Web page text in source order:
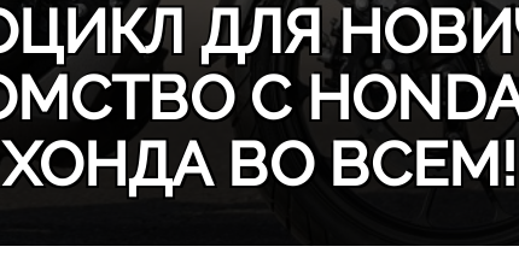
ДЛЯ
С
ХОНДА ВО ВСЕМ!